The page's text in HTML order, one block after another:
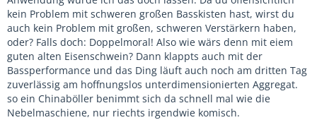
kein Problem mit schweren großen Basskisten hast, wirst du
auch kein Problem mit großen, schweren Verstärkern haben,
oder? Falls doch: Doppelmoral! Also wie wärs denn mit eiem
guten alten Eisenschwein? Dann klappts auch mit der
Bassperformance und das Ding läuft auch noch am dritten Tag
zuverlässig am hoffnungslos unterdimensionierten Aggregat.
so ein Chinaböller benimmt sich da schnell mal wie die
Nebelmaschiene, nur riechts irgendwie komisch.